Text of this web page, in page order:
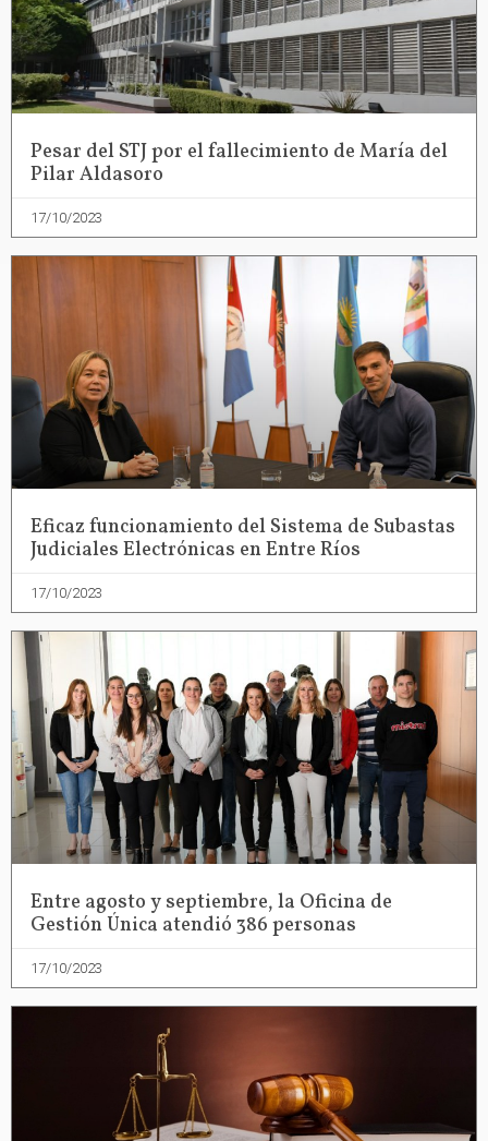
Pesar del STJ por el fallecimiento de María del
Pilar Aldasoro
17/10/2023
Eficaz funcionamiento del Sistema de Subastas
Judiciales Electrónicas en Entre Ríos
17/10/2023
Entre agosto y septiembre, la Oficina de
Gestión Única atendió 386 personas
17/10/2023